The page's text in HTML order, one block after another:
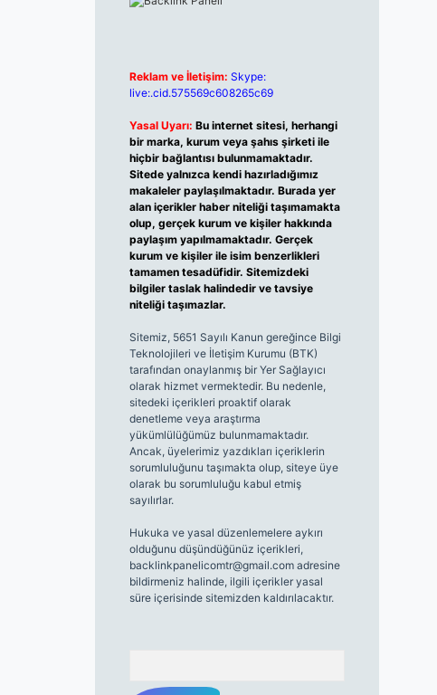
Reklam ve İletişim: Skype:
live:.cid.575569c608265c69
Yasal Uyarı: Bu internet sitesi, herhangi
bir marka, kurum veya şahıs şirketi ile
hiçbir bağlantısı bulunmamaktadır.
Sitede yalnızca kendi hazırladığımız
makaleler paylaşılmaktadır. Burada yer
alan içerikler haber niteliği taşımamakta
olup, gerçek kurum ve kişiler hakkında
paylaşım yapılmamaktadır. Gerçek
kurum ve kişiler ile isim benzerlikleri
tamamen tesadüfidir. Sitemizdeki
bilgiler taslak halindedir ve tavsiye
niteliği taşımazlar.
Sitemiz, 5651 Sayılı Kanun gereğince Bilgi
Teknolojileri ve İletişim Kurumu (BTK)
tarafından onaylanmış bir Yer Sağlayıcı
olarak hizmet vermektedir. Bu nedenle,
sitedeki içerikleri proaktif olarak
denetleme veya araştırma
yükümlülüğümüz bulunmamaktadır.
Ancak, üyelerimiz yazdıkları içeriklerin
sorumluluğunu taşımakta olup, siteye üye
olarak bu sorumluluğu kabul etmiş
sayılırlar.
Hukuka ve yasal düzenlemelere aykırı
olduğunu düşündüğünüz içerikleri,
backlinkpanelicomtr@gmail.comadresine
bildirmeniz halinde, ilgili içerikler yasal
süre içerisinde sitemizden kaldırılacaktır.